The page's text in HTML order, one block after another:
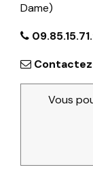
Dame)
Vous